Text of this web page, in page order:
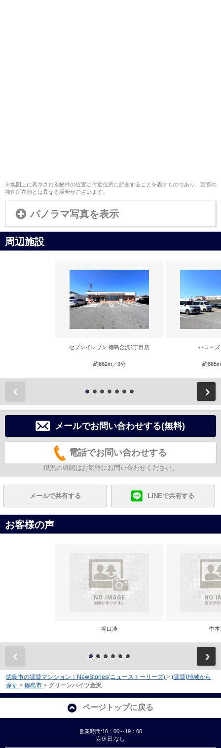
※地図上に表示される物件の位置は付近住所に所在することを表すものであり、実際の
物件所在地とは異なる場合がございます。
パノラマ写真を表示
周辺施設
セブンイレブン 徳島金沢1丁目店
約662m／9分
ハロー
約
メールでお問い合わせする(無料)
電話でお問い合わせする
現況の確認はお気軽にお問い合わせください。
メールで共有する LINEで共有する
お客様の声
谷口渉 中本
徳島市の賃貸マンション｜NewStories(ニューストーリーズ) > (賃貸)地域から
探す > 徳島市 > グリーンハイツ金沢
ページトップに戻る
営業時間:10：00～19：00
定休日:なし